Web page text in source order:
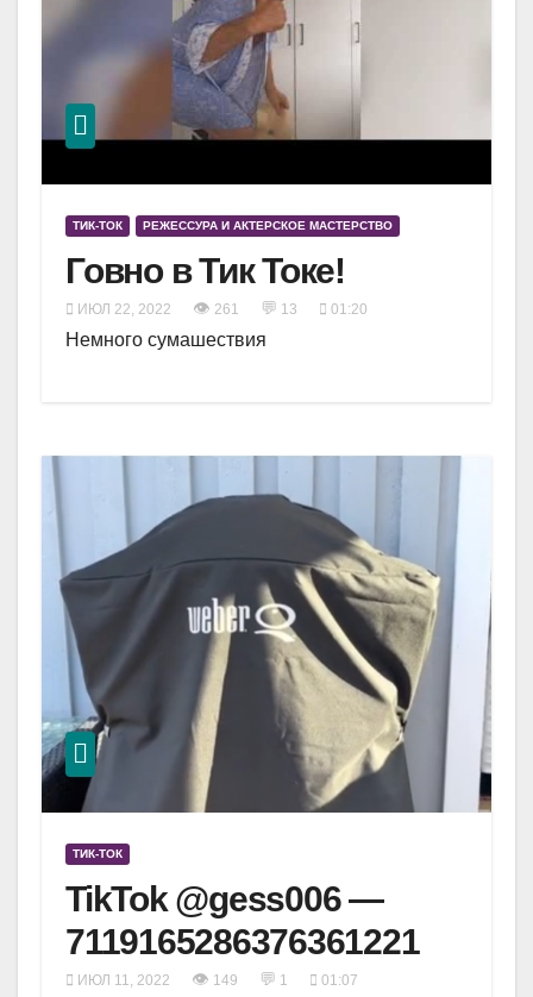
ТИК-ТОК РЕЖЕССУРА И АКТЕРСКОЕ МАСТЕРСТВО
Говно в Тик Токе!
ИЮЛ 22, 2022 👁 261 💬 13 01:20
Немного сумашествия
ТИК-ТОК
TikTok @gess006 —
7119165286376361221
ИЮЛ 11, 2022 👁 149 💬 1 01:07